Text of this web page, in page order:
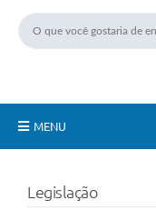
MENU
Secretarias
Legislação